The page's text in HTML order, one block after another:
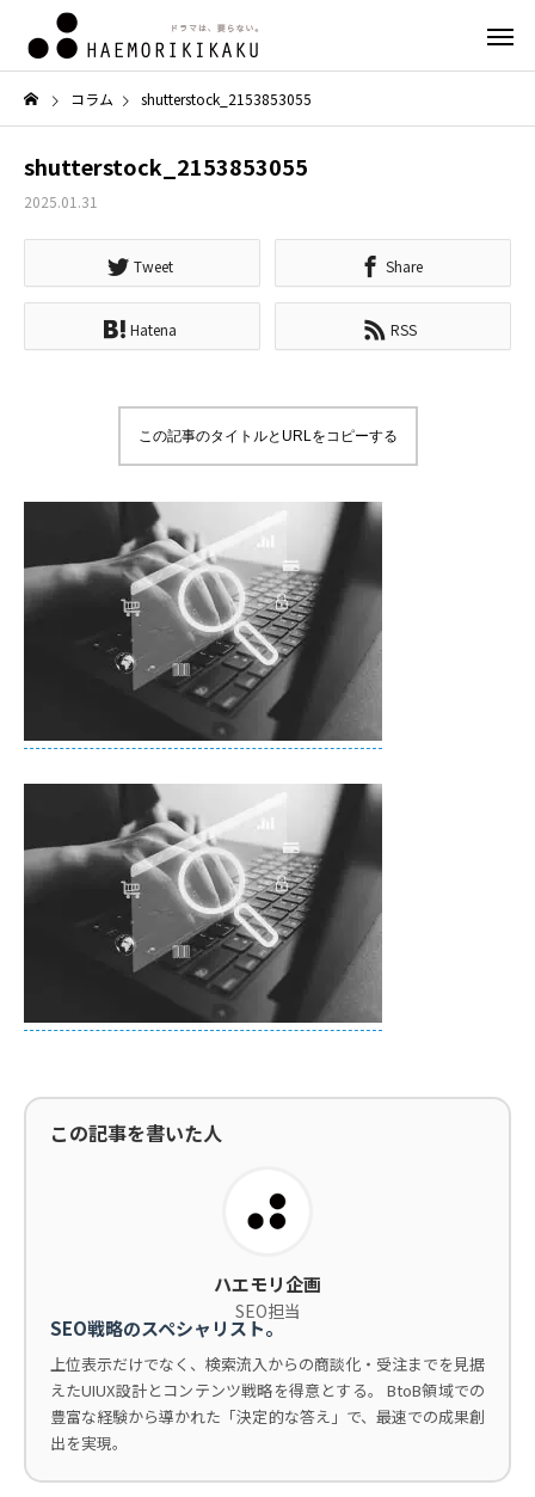
コラム shutterstock_2153853055
shutterstock_2153853055
2025.01.31
Tweet Share
Hatena RSS
この記事のタイトルとURLをコピーする
この記事を書いた人
ハエモリ企画
SEO担当
SEO戦略のスペシャリスト。
上位表示だけでなく、検索流入からの商談化・受注までを見据
えたUIUX設計とコンテンツ戦略を得意とする。 BtoB領域での
豊富な経験から導かれた「決定的な答え」で、最速での成果創
出を実現。